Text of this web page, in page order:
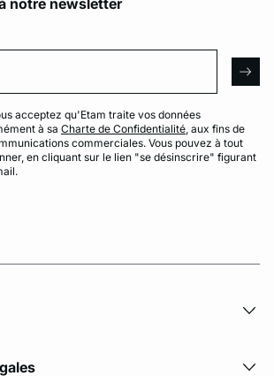
notre newsletter
acceptez qu'Etam traite vos données
à sa Charte de Confidentialité, aux fins de
commerciales. Vous pouvez à tout
en cliquant sur le lien "se désinscrire" figurant